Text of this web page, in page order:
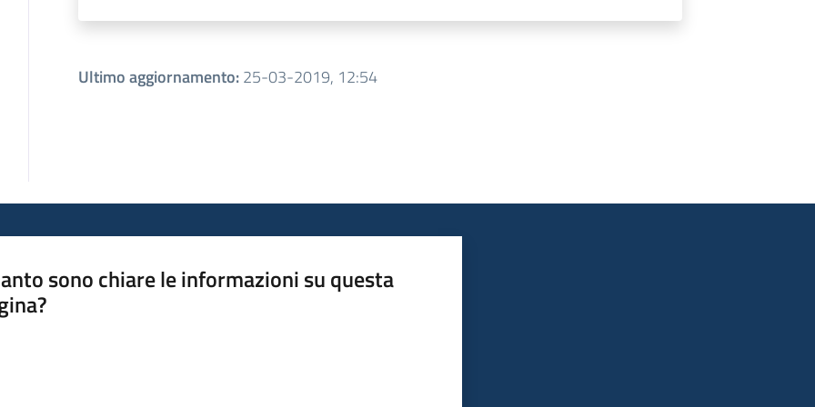
Ultimo aggiornamento:25-03-2019, 12:54
sono chiare le informazioni su questa